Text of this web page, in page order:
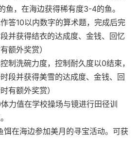
鱼，在海边获得稀有度3-4的鱼。
答10以内数字的算术题，完成后完
并获得结衣的达成度、金钱、回忆
额外奖赏）
制洗碗力度，控制耐久度以0结束，
段并获得美雪的达成度、金钱、回
有额外奖赏）
力值在学校操场与镜进行田径训
饵在海边参加美月的寻宝活动。可获